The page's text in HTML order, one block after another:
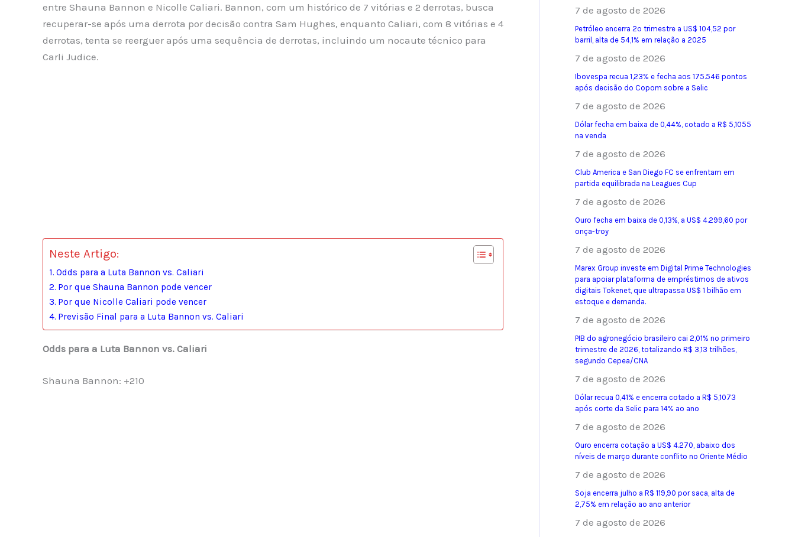
entre Shauna Bannon e Nicolle Caliari. Bannon, com um histórico de 7 vitórias e 2 derrotas, busca
recuperar-se após uma derrota por decisão contra Sam Hughes, enquanto Caliari, com 8 vitórias e 4
derrotas, tenta se reerguer após uma sequência de derrotas, incluindo um nocaute técnico para
Carli Judice.
Neste Artigo:
Odds para a Luta Bannon vs. Caliari
Por que Shauna Bannon pode vencer
Por que Nicolle Caliari pode vencer
Previsão Final para a Luta Bannon vs. Caliari
Odds para a Luta Bannon vs. Caliari
Shauna Bannon: +210
7 de agosto de 2026
Petróleo encerra 2º trimestre a US$ 104,52 por
barril, alta de 54,1% em relação a 2025
7 de agosto de 2026
Ibovespa recua 1,23% e fecha aos 175.546 pontos
após decisão do Copom sobre a Selic
7 de agosto de 2026
Dólar fecha em baixa de 0,44%, cotado a R$ 5,1055
na venda
7 de agosto de 2026
Club America e San Diego FC se enfrentam em
partida equilibrada na Leagues Cup
7 de agosto de 2026
Ouro fecha em baixa de 0,13%, a US$ 4.299,60 por
onça-troy
7 de agosto de 2026
Marex Group investe em Digital Prime Technologies
para apoiar plataforma de empréstimos de ativos
digitais Tokenet, que ultrapassa US$ 1 bilhão em
estoque e demanda.
7 de agosto de 2026
PIB do agronegócio brasileiro cai 2,01% no primeiro
trimestre de 2026, totalizando R$ 3,13 trilhões,
segundo Cepea/CNA
7 de agosto de 2026
Dólar recua 0,41% e encerra cotado a R$ 5,1073
após corte da Selic para 14% ao ano
7 de agosto de 2026
Ouro encerra cotação a US$ 4.270, abaixo dos
níveis de março durante conflito no Oriente Médio
7 de agosto de 2026
Soja encerra julho a R$ 119,90 por saca, alta de
2,75% em relação ao ano anterior
7 de agosto de 2026